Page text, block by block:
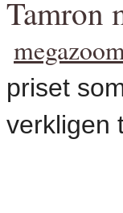
Tamron
priset
verkligen